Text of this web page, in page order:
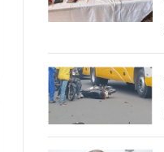
© Ministère intérieur